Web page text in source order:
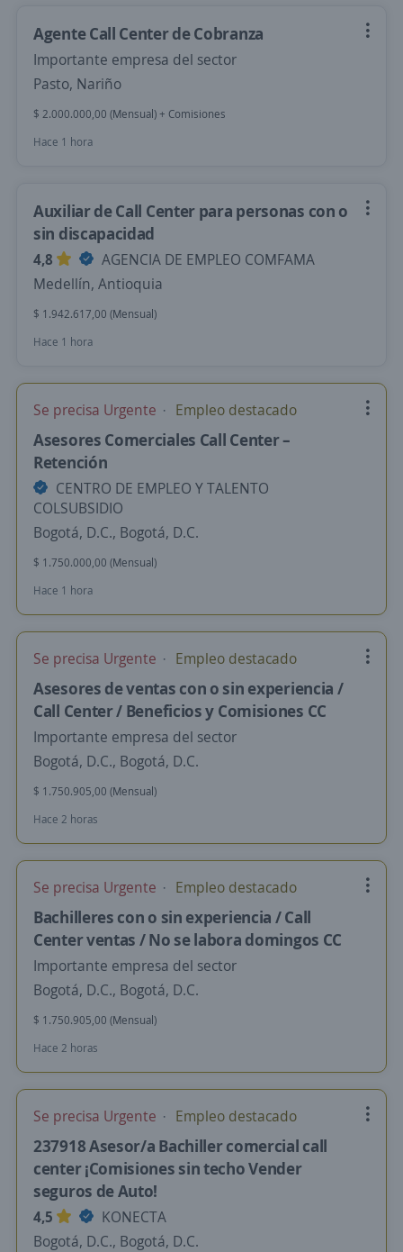
Agente Call Center de Cobranza
Importante empresa del sector
Pasto, Nariño
$ 2.000.000,00 (Mensual) + Comisiones
Hace 1 hora
Auxiliar de Call Center para personas con o
sin discapacidad
4,8
AGENCIA DE EMPLEO COMFAMA
Medellín, Antioquia
$ 1.942.617,00 (Mensual)
Hace 1 hora
Se precisa Urgente Empleo destacado
Asesores Comerciales Call Center –
Retención
CENTRO DE EMPLEO Y TALENTO
COLSUBSIDIO
Bogotá, D.C., Bogotá, D.C.
$ 1.750.000,00 (Mensual)
Hace 1 hora
Se precisa Urgente Empleo destacado
Asesores de ventas con o sin experiencia /
Call Center / Beneficios y Comisiones CC
Importante empresa del sector
Bogotá, D.C., Bogotá, D.C.
$ 1.750.905,00 (Mensual)
Hace 2 horas
Se precisa Urgente Empleo destacado
Bachilleres con o sin experiencia / Call
Center ventas / No se labora domingos CC
Importante empresa del sector
Bogotá, D.C., Bogotá, D.C.
$ 1.750.905,00 (Mensual)
Hace 2 horas
Se precisa Urgente Empleo destacado
237918 Asesor/a Bachiller comercial call
center ¡Comisiones sin techo Vender
seguros de Auto!
4,5
KONECTA
Bogotá, D.C., Bogotá, D.C.